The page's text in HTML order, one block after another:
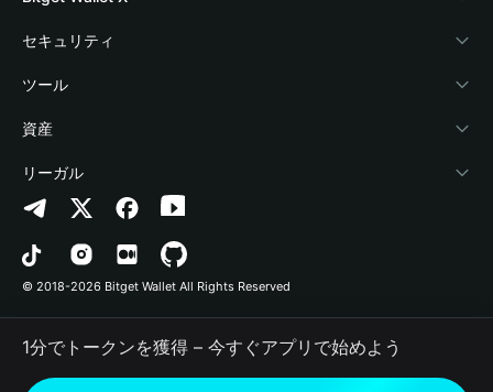
アカデミー
暗号資産ニュース
Help Center
お問い合わせ
ブランドリソース
キャリア
Stablecoin Earn
Payfi Crypto
Crypto Swap API
Altcoin Season Index
Prediction Markets
DApp
RWA
デベロッパー
ウォレットを接続
Bitget Wallet Pay
プロジェクトを掲載
セキュリティ
保護基金
セキュリティ技術
ツール
暗号資産を購入
認証検出
コントラクト検出
一括送金
資産
Arbitrum
Avalanche
Bitcoin
Polygon
リーガル
プライバシーポリシー
利用規約
© 2018-2026 Bitget Wallet All Rights Reserved
1分でトークンを獲得 – 今すぐアプリで始めよう